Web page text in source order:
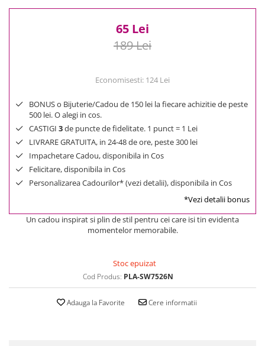
300 Lei - 500 Lei
65 Lei
189 Lei
Economisesti: 124 Lei
BONUS o Bijuterie/Cadou de 150 lei la fiecare achizitie de peste
500 lei. O alegi in cos.
CASTIGI 3de puncte de fidelitate. 1 punct = 1 Lei
LIVRARE GRATUITA, in 24-48 de ore, peste 300 lei
Impachetare Cadou, disponibila in Cos
Felicitare, disponibila in Cos
Personalizarea Cadourilor* (vezi detalii), disponibila in Cos
*Vezi detalii bonus
Un cadou inspirat si plin de stil pentru cei care isi tin evidenta
momentelor memorabile.
Stoc epuizat
Cod Produs: PLA-SW7526N
Adauga la Favorite Cere informatii